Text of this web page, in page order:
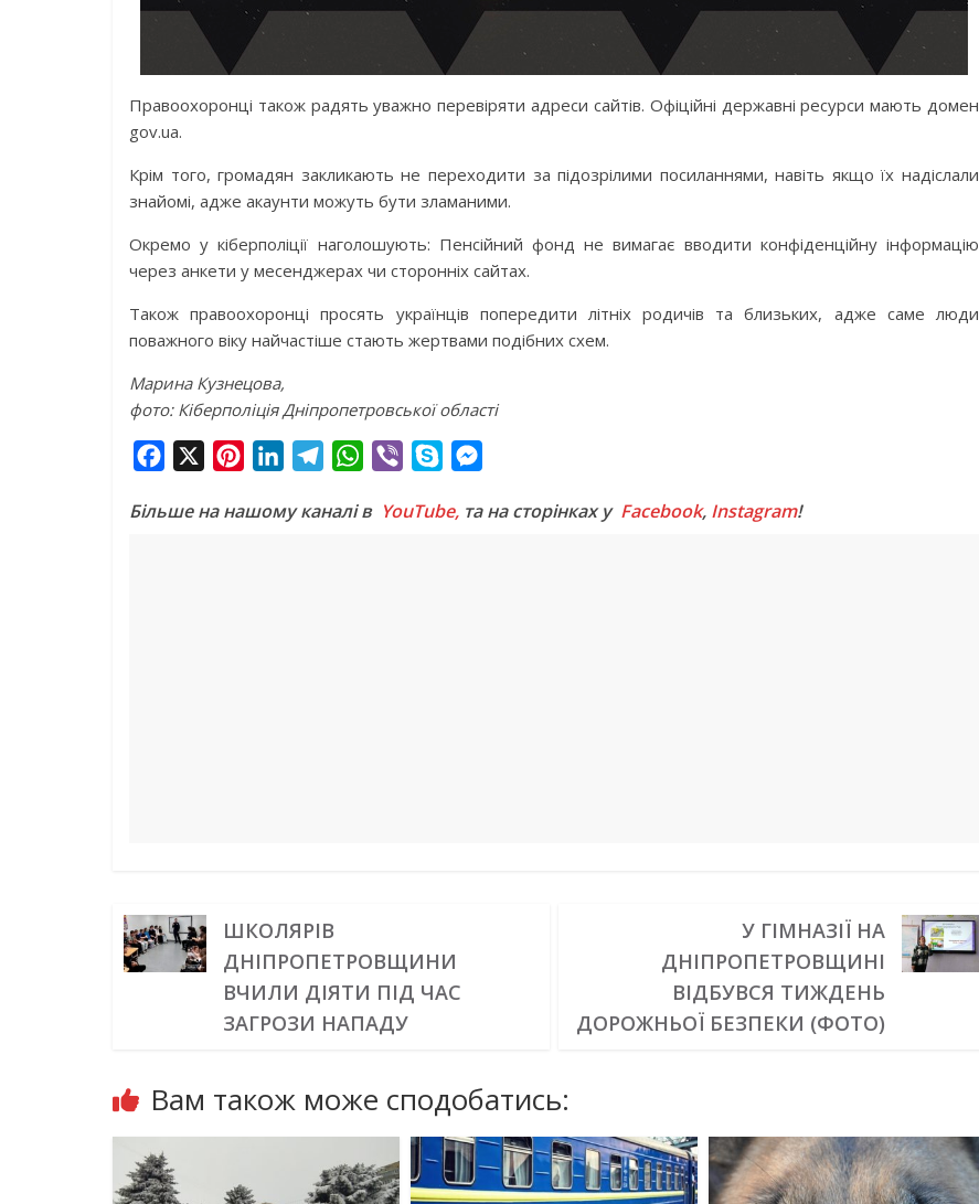
Правоохоронці також радять уважно перевіряти адреси сайтів. Офіційні державні ресурси мають домен
gov.ua.
Крім того, громадян закликають не переходити за підозрілими посиланнями, навіть якщо їх надіслали
знайомі, адже акаунти можуть бути зламаними.
Окремо у кіберполіції наголошують: Пенсійний фонд не вимагає вводити конфіденційну інформацію
через анкети у месенджерах чи сторонніх сайтах.
Також правоохоронці просять українців попередити літніх родичів та близьких, адже саме люди
поважного віку найчастіше стають жертвами подібних схем.
Марина Кузнецова,
фото: Кіберполіція Дніпропетровської області
c
n
n
l
W
a
b
y
s
Більше на нашому каналі в YouTube, та на сторінках у Facebook, Instagram!
ШКОЛЯРІВ
ДНІПРОПЕТРОВЩИНИ
ВЧИЛИ ДІЯТИ ПІД ЧАС
ЗАГРОЗИ НАПАДУ
У ГІМНАЗІЇ НА
ДНІПРОПЕТРОВЩИНІ
ВІДБУВСЯ ТИЖДЕНЬ
ДОРОЖНЬОЇ БЕЗПЕКИ (ФОТО)
Вам також може сподобатись: